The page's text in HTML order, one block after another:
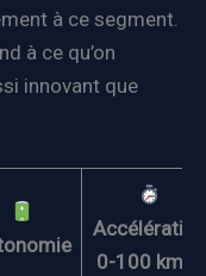
à ce segment.
à ce qu’on
innovant que
Accélération
0-100 km/h